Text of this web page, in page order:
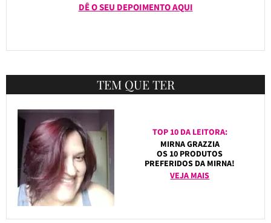
DÊ O SEU DEPOIMENTO AQUI
TEM QUE TER
TOP 10 DA LEITORA:
MIRNA GRAZZIA
OS 10 PRODUTOS
PREFERIDOS DA MIRNA!
VEJA MAIS